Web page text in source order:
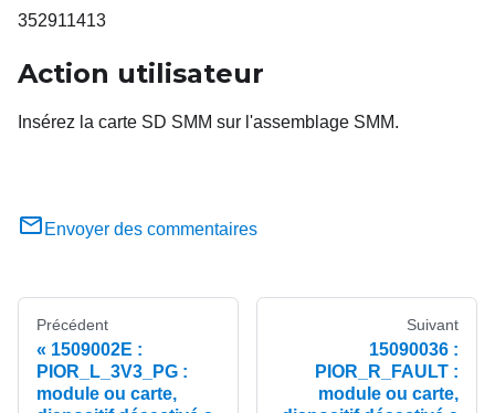
352911413
Action utilisateur
Insérez la carte SD SMM sur l'assemblage SMM.
Envoyer des commentaires
Précédent
1509002E :
PIOR_L_3V3_PG :
module ou carte,
Suivant
15090036 :
PIOR_R_FAULT :
module ou carte,